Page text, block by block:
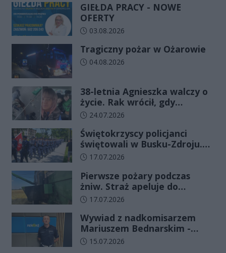
GIEŁDA PRACY - NOWE
OFERTY
Data dodania artykułu:
03.08.2026
Tragiczny pożar w Ożarowie
Data dodania artykułu:
04.08.2026
38-letnia Agnieszka walczy o
życie. Rak wrócił, gdy
wydawało się, że najgorsze
Data dodania artykułu:
24.07.2026
Świętokrzyscy policjanci
świętowali w Busku-Zdroju.
Czterdziestu nowych
ślubowanie
Data dodania artykułu:
17.07.2026
Pierwsze pożary podczas
żniw. Straż apeluje do
rolników o ostrożność
Data dodania artykułu:
17.07.2026
Wywiad z nadkomisarzem
Mariuszem Bednarskim -
Wydział Ruchu Drogowego
Data dodania artykułu:
15.07.2026